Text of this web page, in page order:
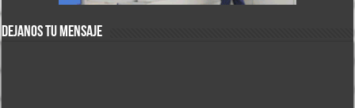
DEJANOS TU MENSAJE